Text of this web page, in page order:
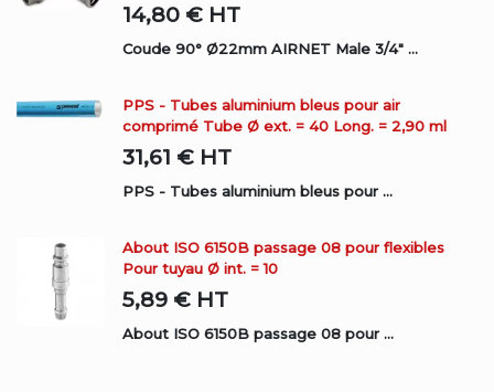
14,80 € HT
Coude 90° Ø22mm AIRNET Male 3/4" ...
PPS - Tubes aluminium bleus pour air
comprimé Tube Ø ext. = 40 Long. = 2,90 ml
31,61 € HT
PPS - Tubes aluminium bleus pour ...
About ISO 6150B passage 08 pour flexibles
Pour tuyau Ø int. = 10
5,89 € HT
About ISO 6150B passage 08 pour ...